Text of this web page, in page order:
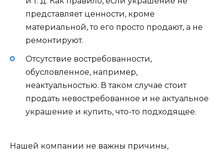
представляет ценности, кроме
материальной, то его просто продают, а не
ремонтируют.
Отсутствие востребованности,
обусловленное, например,
неактуальностью. В таком случае стоит
продать невостребованное и не актуальное
украшение и купить, что-то подходящее.
Нашей компании не важны причины,